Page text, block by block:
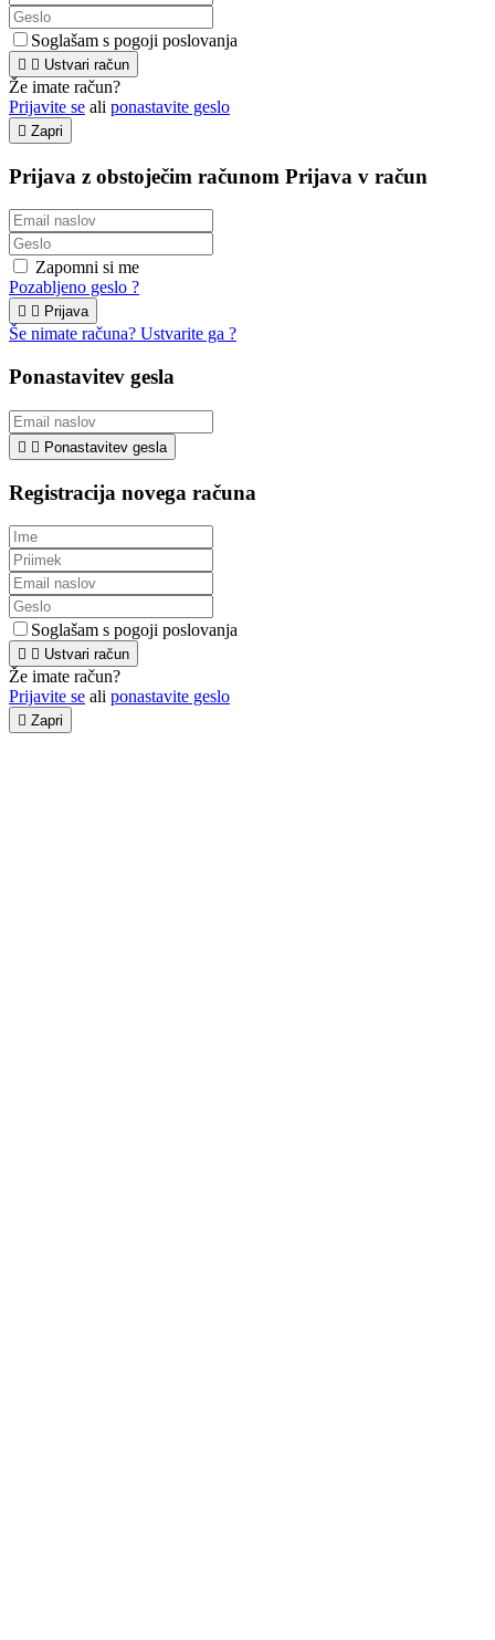
Soglašam s pogoji poslovanja
  Ustvari račun
Že imate račun?
Prijavite se ali ponastavite geslo
 Zapri
Prijava z obstoječim računom Prijava v račun
Zapomni si me
Pozabljeno geslo ?
  Prijava
Še nimate računa? Ustvarite ga ?
Ponastavitev gesla
  Ponastavitev gesla
Registracija novega računa
Soglašam s pogoji poslovanja
  Ustvari račun
Že imate račun?
Prijavite se ali ponastavite geslo
 Zapri